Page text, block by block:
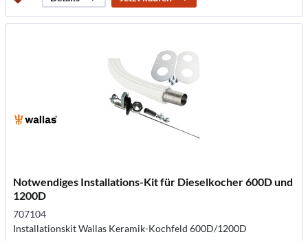
Notwendiges Installations-Kit für Dieselkocher 600D und
1200D
707104
Installationskit Wallas Keramik-Kochfeld 600D/1200D